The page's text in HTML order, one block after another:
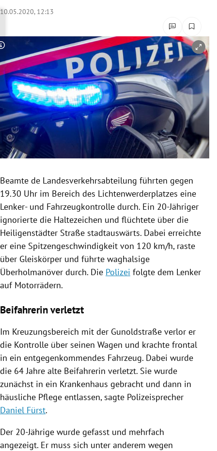
Untermenü
Untermenü
Untermenü
Untermenü
Untermenü
Untermenü
Untermenü
10.05.2020, 12:13
Copyright-Hinweis öffnen/schließen
Beamte de Landesverkehrsabteilung führten gegen
19.30 Uhr im Bereich des Lichtenwerderplatzes eine
Lenker- und Fahrzeugkontrolle durch. Ein 20-Jähriger
ignorierte die Haltezeichen und flüchtete über die
Heiligenstädter Straße stadtauswärts. Dabei erreichte
er eine Spitzengeschwindigkeit von 120 km/h, raste
über Gleiskörper und führte waghalsige
Überholmanöver durch. Die Polizei folgte dem Lenker
auf Motorrädern.
Beifahrerin verletzt
Im Kreuzungsbereich mit der Gunoldstraße verlor er
die Kontrolle über seinen Wagen und krachte frontal
in ein entgegenkommendes Fahrzeug. Dabei wurde
die 64 Jahre alte Beifahrerin verletzt. Sie wurde
zunächst in ein Krankenhaus gebracht und dann in
häusliche Pflege entlassen, sagte Polizeisprecher
Daniel Fürst.
Der 20-Jährige wurde gefasst und mehrfach
angezeigt. Er muss sich unter anderem wegen